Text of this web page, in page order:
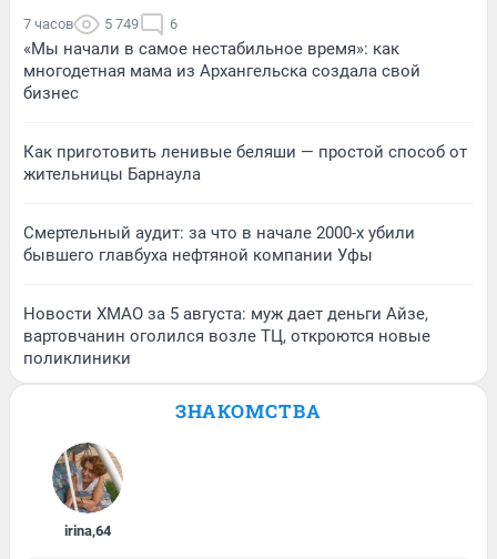
7 часов 5 749 6
«Мы начали в самое нестабильное время»: как
многодетная мама из Архангельска создала свой
бизнес
Как приготовить ленивые беляши — простой способ от
жительницы Барнаула
Смертельный аудит: за что в начале 2000-х убили
бывшего главбуха нефтяной компании Уфы
Новости ХМАО за 5 августа: муж дает деньги Айзе,
вартовчанин оголился возле ТЦ, откроются новые
поликлиники
ЗНАКОМСТВА
irina,64